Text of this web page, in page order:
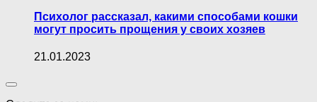
Психолог рассказал, какими способами кошки
могут просить прощения у своих хозяев
21.01.2023